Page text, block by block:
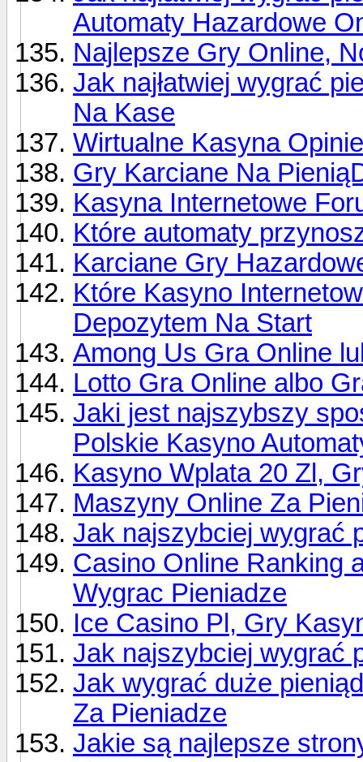
Automaty Hazardowe
Najlepsze Gry Online,
Jak najłatwiej wygrać
Na Kase
Wirtualne Kasyna
Gry Karciane Na
Kasyna Internetowe
Które automaty
Karciane Gry
Które Kasyno
Depozytem Na Start
Among Us Gra Online
Lotto Gra Online albo
Jaki jest najszybszy
Polskie Kasyno
Kasyno Wplata 20 Zl,
Maszyny Online Za
Jak najszybciej wygrać
Casino Online Ranking
Wygrac Pieniadze
Ice Casino Pl, Gry
Jak najszybciej wygrać
Jak wygrać duże
Za Pieniadze
Jakie są najlepsze